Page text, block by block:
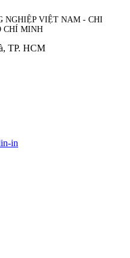
NGHIỆPVIỆT NAM - CHI
CHÍ MINH
TP. HCM
in